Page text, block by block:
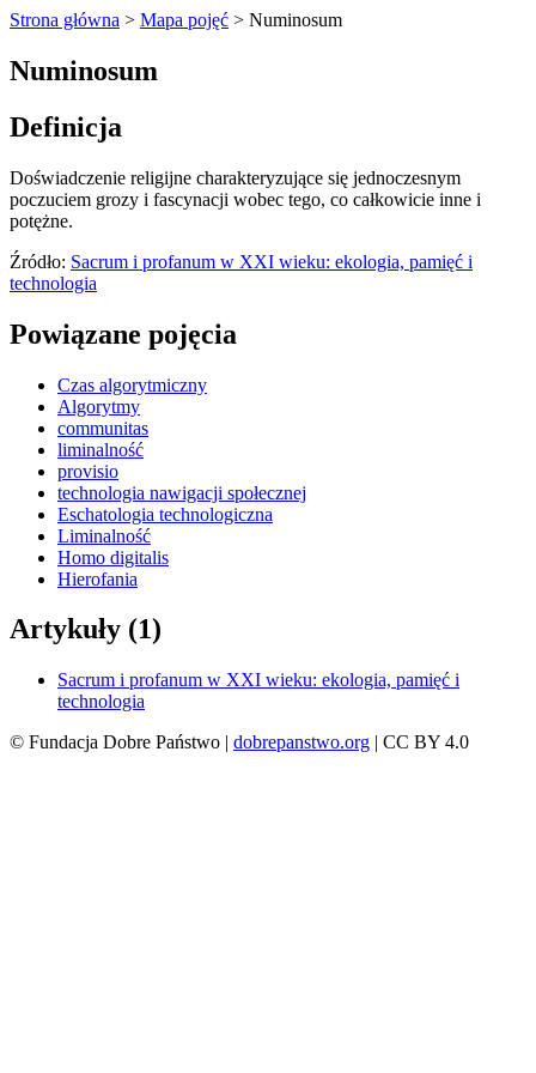
Strona główna > Mapa pojęć > Numinosum
Numinosum
Definicja
Doświadczenie religijne charakteryzujące się jednoczesnym
poczuciem grozy i fascynacji wobec tego, co całkowicie inne i
potężne.
Źródło: Sacrum i profanum w XXI wieku: ekologia, pamięć i
technologia
Powiązane pojęcia
Czas algorytmiczny
Algorytmy
communitas
liminalność
provisio
technologia nawigacji społecznej
Eschatologia technologiczna
Liminalność
Homo digitalis
Hierofania
Artykuły (1)
Sacrum i profanum w XXI wieku: ekologia, pamięć i
technologia
© Fundacja Dobre Państwo | dobrepanstwo.org | CC BY 4.0